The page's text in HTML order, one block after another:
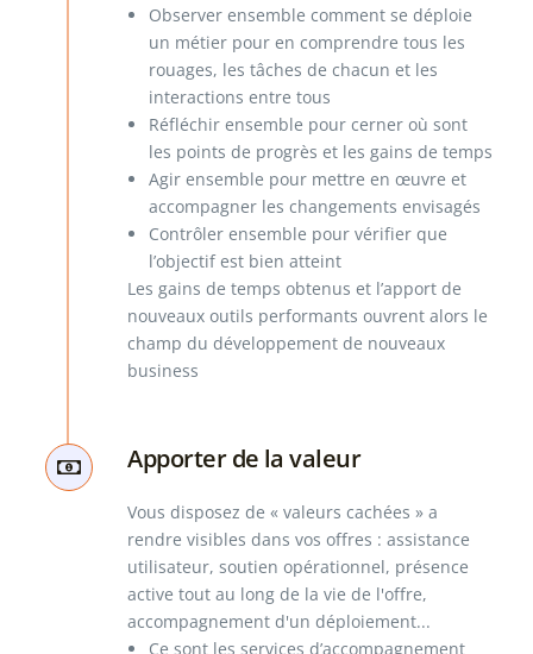
Observer ensemble comment se déploie
un métier pour en comprendre tous les
rouages, les tâches de chacun et les
interactions entre tous
Réfléchir ensemble pour cerner où sont
les points de progrès et les gains de temps
Agir ensemble pour mettre en œuvre et
accompagner les changements envisagés
Contrôler ensemble pour vérifier que
l’objectif est bien atteint
Les gains de temps obtenus et l’apport de
nouveaux outils performants ouvrent alors le
champ du développement de nouveaux
business
Apporter de la valeur
Vous disposez de « valeurs cachées » a
rendre visibles dans vos offres : assistance
utilisateur, soutien opérationnel, présence
active tout au long de la vie de l'offre,
accompagnement d'un déploiement...
Ce sont les services d’accompagnement